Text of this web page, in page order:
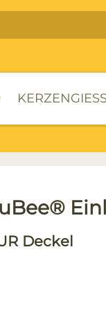
Deckel